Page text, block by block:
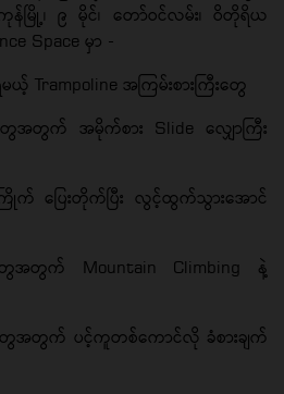
မြို့၊ ၉ မိုင်၊ တော်ဝင်လမ်း၊ ဝိတိုရိယ
Space မှာ -
Trampoline အကြမ်းစားကြီးတွေ
အတွက် အမိုက်စား Slide လျှောကြီး
ပြေးတိုက်ပြီး လွင့်ထွက်သွားအောင်
အတွက် Mountain Climbing နဲ့
ေအတွက် ပင့်ကူတစ်ကောင်လို ခံစားချက်